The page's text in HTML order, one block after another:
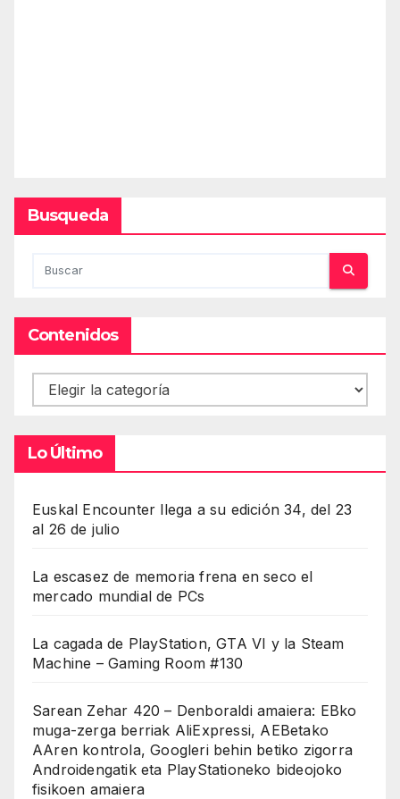
Busqueda
Contenidos
Contenidos
Lo Último
Euskal Encounter llega a su edición 34, del 23
al 26 de julio
La escasez de memoria frena en seco el
mercado mundial de PCs
La cagada de PlayStation, GTA VI y la Steam
Machine – Gaming Room #130
Sarean Zehar 420 – Denboraldi amaiera: EBko
muga-zerga berriak AliExpressi, AEBetako
AAren kontrola, Googleri behin betiko zigorra
Androidengatik eta PlayStationeko bideojoko
fisikoen amaiera